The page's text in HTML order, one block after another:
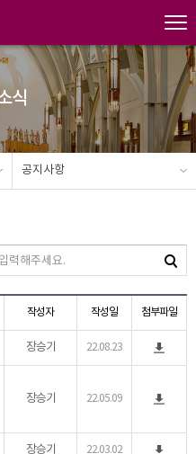
식
공지사항
작성자 작성일 첨부파일
장승기 22.08.23
장승기 22.05.09
장승기 22.03.02